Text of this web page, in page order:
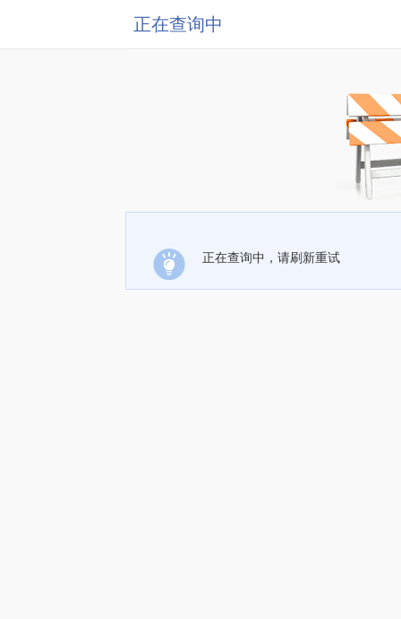
正在查询中
正在查询中，请刷新重试